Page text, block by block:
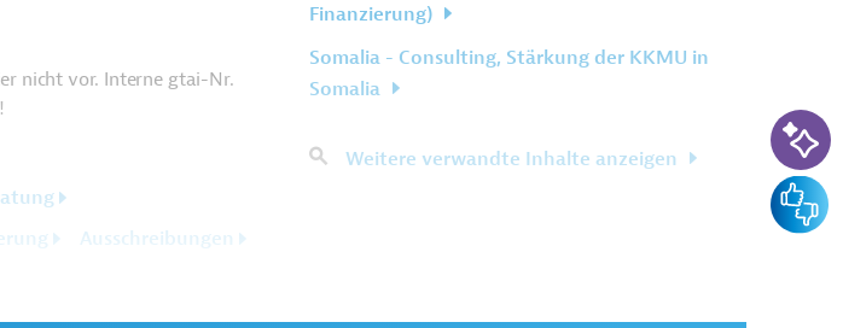
nicht vor. Interne gtai-Nr.
Ausschreibungen
Finanzierung)
Somalia - Consulting, Stärkung der KKMU in
Somalia
Weitere verwandte Inhalte anzeigen
KI-